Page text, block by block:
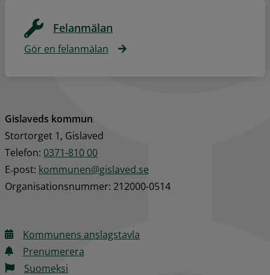
Felanmälan
Gör en felanmälan
Gislaveds kommun
Stortorget 1, Gislaved
Telefon: 0371-810 00
E‑post: kommunen@gislaved.se
Organisationsnummer: 212000-0514
Kommunens anslagstavla
Prenumerera
Suomeksi